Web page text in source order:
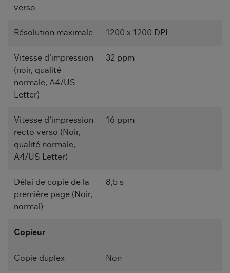
verso
Résolution maximale 1200 x 1200 DPI
Vitesse d'impression
(noir, qualité
normale, A4/US
Letter)
32 ppm
Vitesse d'impression
recto verso (Noir,
qualité normale,
A4/US Letter)
16 ppm
Délai de copie de la
première page (Noir,
normal)
8,5 s
Copieur
Copie duplex Non